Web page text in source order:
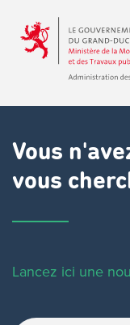
Vous
vous
Lancez ici une